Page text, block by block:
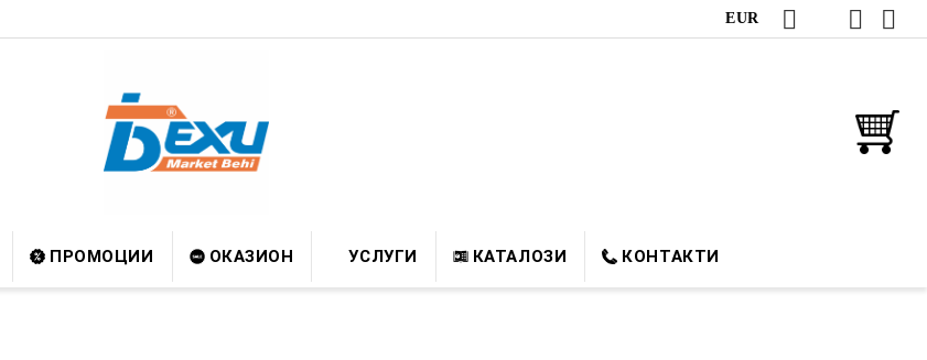
EUR
ПРОМОЦИИ ОКАЗИОН УСЛУГИ КАТАЛОЗИ КОНТАКТИ